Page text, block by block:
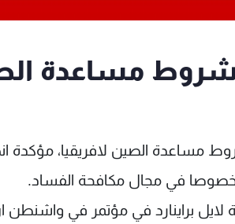
شروط مساعدة
مساعدة الصين لافريقيا، مؤكدة
في مجال مكافحة الفساد.
لايل براينارد في مؤتمر في